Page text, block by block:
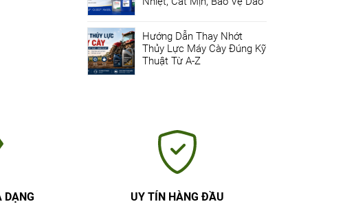
Hướng Dẫn Thay Nhớt
Thủy Lực Máy Cày Đúng Kỹ
Thuật Từ A-Z
DẠNG UY TÍN HÀNG ĐẦU